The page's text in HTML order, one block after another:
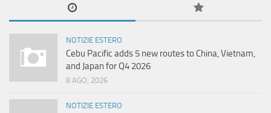
NOTIZIE ESTERO
Cebu Pacific adds 5 new routes to China, Vietnam,
and Japan for Q4 2026
8 AGO, 2026
NOTIZIE ESTERO